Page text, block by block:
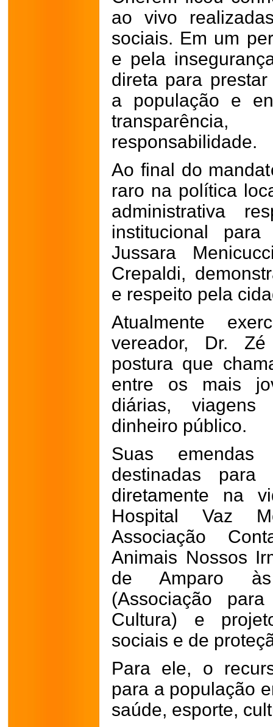
ao vivo
sociais. Em um
e pela
direta para
a população e
responsabilidade.
Ao final do
raro na política
administrativa
institucional
Jussara
Crepaldi,
e respeito pela
Atualmente
vereador, Dr.
postura que
entre os mais
diárias,
dinheiro público.
Suas
destinadas para
diretamente na
Hospital Vaz
Associação
Animais Nossos
de Amparo às
(Associação
Cultura) e
sociais e de
Para ele, o
para a população
saúde, esporte,